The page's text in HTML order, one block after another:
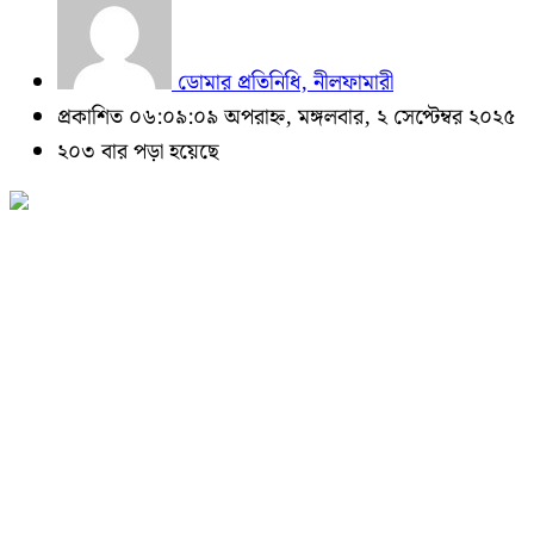
ডোমার প্রতিনিধি, নীলফামারী
প্রকাশিত ০৬:০৯:০৯ অপরাহ্ন, মঙ্গলবার, ২ সেপ্টেম্বর ২০২৫
২০৩ বার পড়া হয়েছে